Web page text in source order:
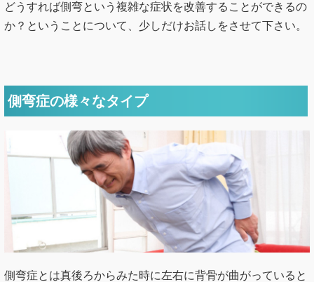
どうすれば側弯という複雑な症状を改善することができるの
か？ということについて、少しだけお話しをさせて下さい。
側弯症の様々なタイプ
側弯症とは真後ろからみた時に左右に背骨が曲がっていると